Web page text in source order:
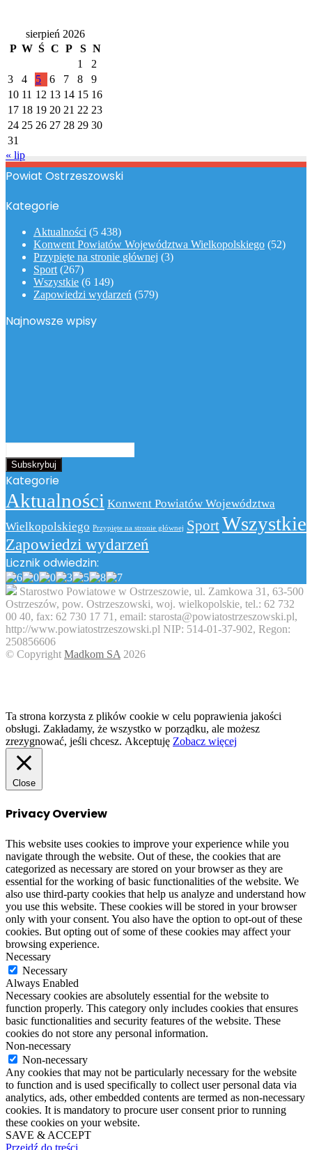
sierpień 2026
P W Ś C P S N
1
2
3
4 5 6 7 8
9
10 11 12 13 14 15 16
17 18 19 20 21 22 23
24 25 26 27 28 29 30
31
« lip
Powiat Ostrzeszowski
Kategorie
Aktualności (5 438)
Konwent Powiatów Województwa Wielkopolskiego (52)
Przypięte na stronie głównej (3)
Sport (267)
Wszystkie (6 149)
Zapowiedzi wydarzeń (579)
Najnowsze wpisy
swój
adres
email
Kategorie
Aktualności Konwent Powiatów Województwa
Wielkopolskiego Przypięte na stronie głównej SportWszystkie
Zapowiedzi wydarzeń
Licznik odwiedzin:
Starostwo Powiatowe w Ostrzeszowie, ul. Zamkowa 31, 63-500
Ostrzeszów, pow. Ostrzeszowski, woj. wielkopolskie, tel.: 62 732
00 40, fax: 62 730 17 71, email: starosta@powiatostrzeszowski.pl,
http://www.powiatostrzeszowski.pl NIP: 514-01-37-902, Regon:
250856606
© Copyright Madkom SA 2026
Ta strona korzysta z plików cookie w celu poprawienia jakości
obsługi. Zakładamy, że wszystko w porządku, ale możesz
zrezygnować, jeśli chcesz. Akceptuję Zobacz więcej
Close
Privacy Overview
This website uses cookies to improve your experience while you
navigate through the website. Out of these, the cookies that are
categorized as necessary are stored on your browser as they are
essential for the working of basic functionalities of the website. We
also use third-party cookies that help us analyze and understand how
you use this website. These cookies will be stored in your browser
only with your consent. You also have the option to opt-out of these
cookies. But opting out of some of these cookies may affect your
browsing experience.
Necessary
Necessary
Always Enabled
Necessary cookies are absolutely essential for the website to
function properly. This category only includes cookies that ensures
basic functionalities and security features of the website. These
cookies do not store any personal information.
Non-necessary
Non-necessary
Any cookies that may not be particularly necessary for the website
to function and is used specifically to collect user personal data via
analytics, ads, other embedded contents are termed as non-necessary
cookies. It is mandatory to procure user consent prior to running
these cookies on your website.
SAVE & ACCEPT
Przejdź do treści